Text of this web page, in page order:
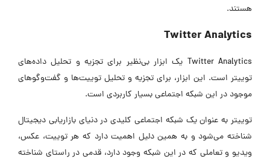
هستند.
Twitter Analytics
Twitter Analytics یک ابزار بی‌نظیر برای تجزیه و تحلیل داده‌های
توییتر است. این ابزار، برای تجزیه و تحلیل توییت‌ها و گفت‌وگوهای
موجود در این شبکه اجتماعی بسیار کاربردی است.
توییتر به عنوان یک شبکه اجتماعی کلیدی در دنیای بازاریابی دیجیتال
شناخته می‌شود و به همین دلیل اهمیت دارد که هر توییت، عکس،
ویدیو و تعاملی که در این شبکه وجود دارد، قدمی در راستای شناخته